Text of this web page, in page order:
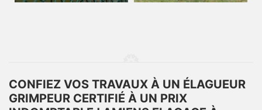
CONFIEZ VOS TRAVAUX À UN ÉLAGUEUR
GRIMPEUR CERTIFIÉ À UN PRIX